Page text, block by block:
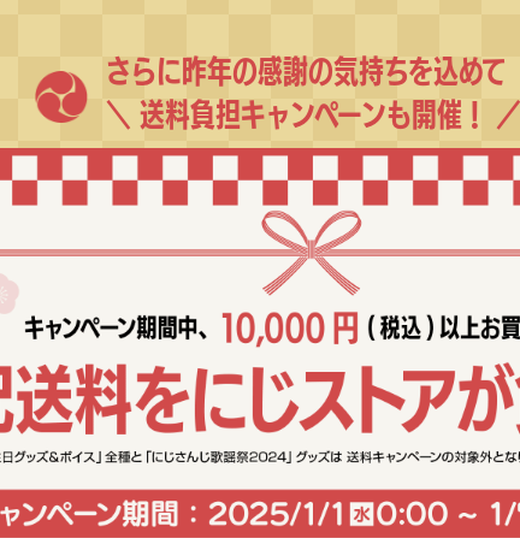
さらに昨年の感謝の気持ちを込めて
＼ 送料負担キャンペーンも開催！ ／